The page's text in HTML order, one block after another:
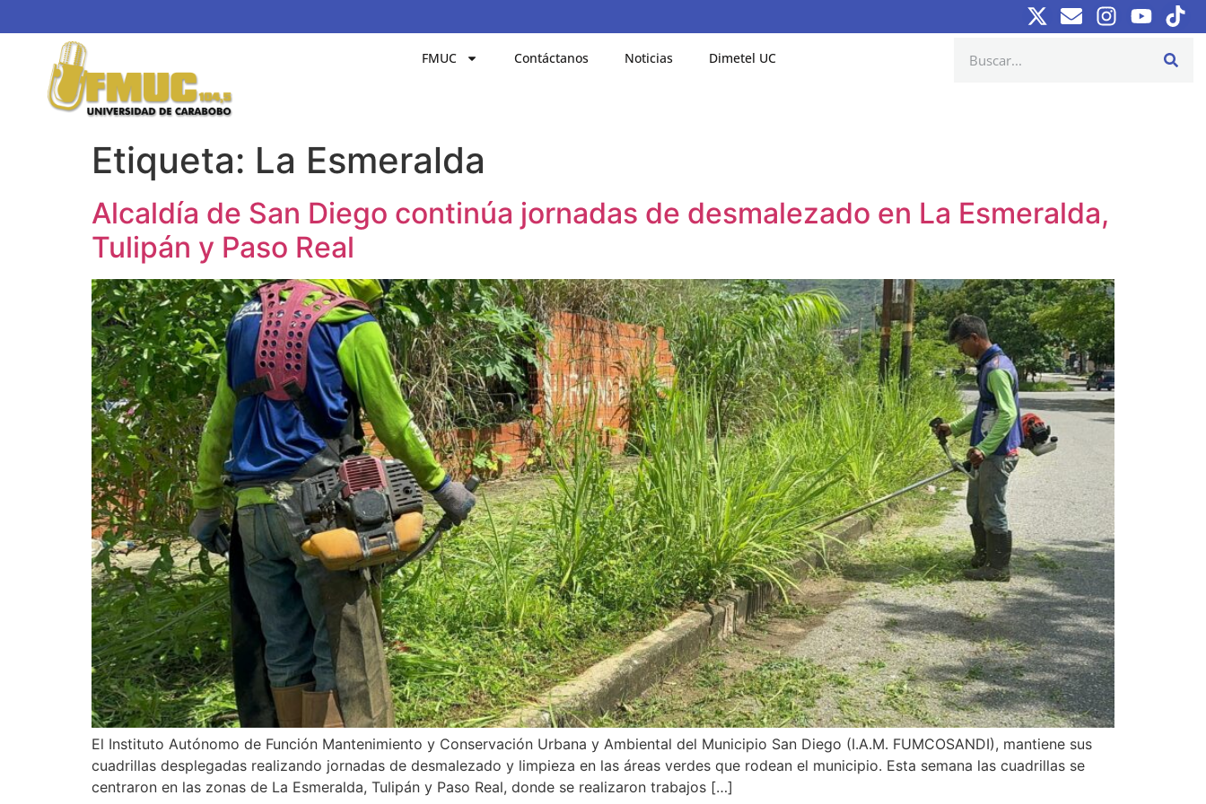
FMUC Contáctanos Noticias Dimetel UC
Etiqueta: La Esmeralda
Alcaldía de San Diego continúa jornadas de desmalezado en La Esmeralda,
Tulipán y Paso Real
El Instituto Autónomo de Función Mantenimiento y Conservación Urbana y Ambiental del Municipio San Diego (I.A.M. FUMCOSANDI), mantiene sus
cuadrillas desplegadas realizando jornadas de desmalezado y limpieza en las áreas verdes que rodean el municipio. Esta semana las cuadrillas se
centraron en las zonas de La Esmeralda, Tulipán y Paso Real, donde se realizaron trabajos […]